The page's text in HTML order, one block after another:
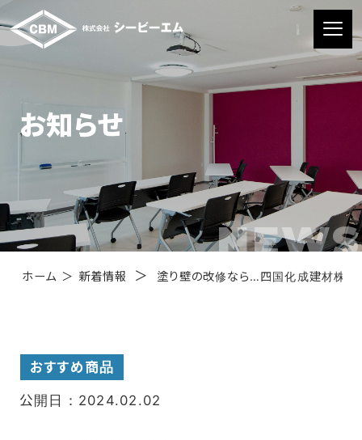
お知らせ
NEWS
ホーム ＞ 新着情報 ＞ 塗り壁の改修なら…四国化成建材株式
おすすめ商品
公開日：2024.02.02